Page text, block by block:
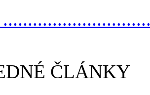
ČLÁNKY